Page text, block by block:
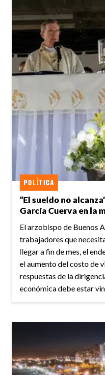
“El sueldo no
García Cuerva en la
POLÍTICA
El arzobispo de Buenos
trabajadores que
llegar a fin de mes, el
el aumento del costo de
respuestas de la
económica debe estar